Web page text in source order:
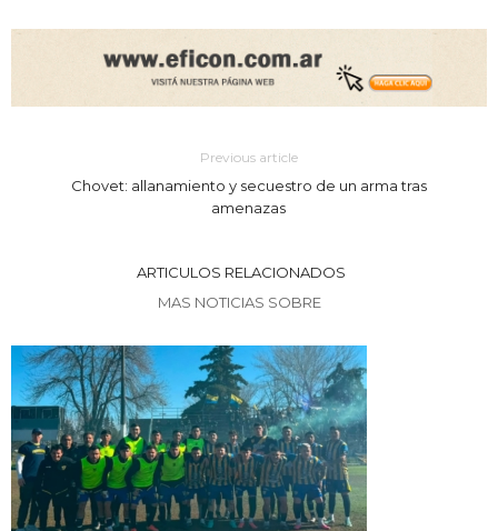
Previous article
Chovet: allanamiento y secuestro de un arma tras
amenazas
ARTICULOS RELACIONADOS
MAS NOTICIAS SOBRE